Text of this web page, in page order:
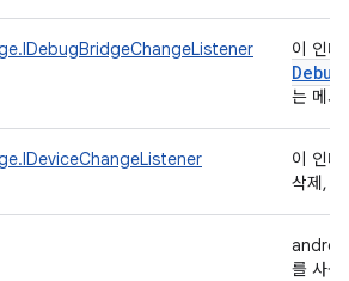
이 인
Debug
는 메서
이 인
삭제,
를 사용